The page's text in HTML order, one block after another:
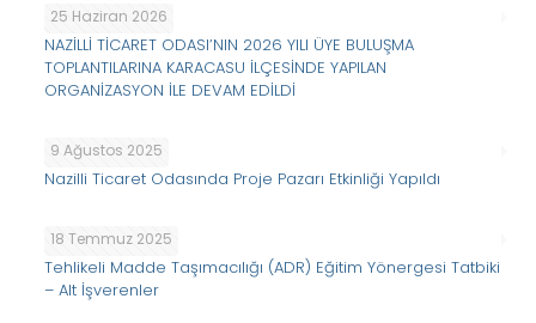
25 Haziran 2026
NAZİLLİ TİCARET ODASI’NIN 2026 YILI ÜYE BULUŞMA
TOPLANTILARINA KARACASU İLÇESİNDE YAPILAN
ORGANİZASYON İLE DEVAM EDİLDİ
9 Ağustos 2025
Nazilli Ticaret Odasında Proje Pazarı Etkinliği Yapıldı
18 Temmuz 2025
Tehlikeli Madde Taşımacılığı (ADR) Eğitim Yönergesi Tatbiki
– Alt İşverenler